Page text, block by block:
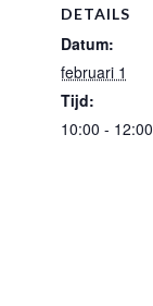
DETAILS
Datum:
februari 1
Tijd:
10:00 - 12:00